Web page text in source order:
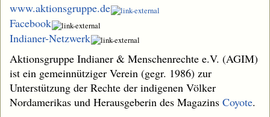
www.aktionsgruppe.de
Facebook
Indianer-Netzwerk
Aktionsgruppe Indianer & Menschenrechte e.V. (AGIM)
ist ein gemeinnütziger Verein (gegr. 1986) zur
Unterstützung der Rechte der indigenen Völker
Nordamerikas und Herausgeberin des Magazins Coyote.